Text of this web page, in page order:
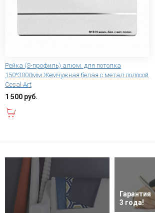
Рейка (S-профиль) алюм. для потолка
150*3000мм Жемчужная белая с метал полосой
Cesal Art
1 500 руб.
Гарантия
3 года!